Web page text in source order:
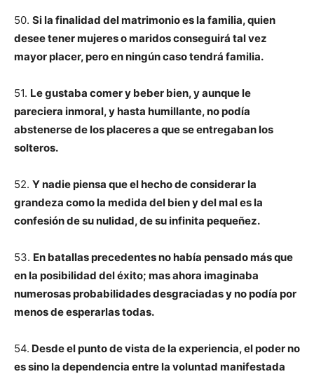
50. Si la finalidad del matrimonio es la familia, quien
desee tener mujeres o maridos conseguirá tal vez
mayor placer, pero en ningún caso tendrá familia.
51. Le gustaba comer y beber bien, y aunque le
pareciera inmoral, y hasta humillante, no podía
abstenerse de los placeres a que se entregaban los
solteros.
52. Y nadie piensa que el hecho de considerar la
grandeza como la medida del bien y del mal es la
confesión de su nulidad, de su infinita pequeñez.
53. En batallas precedentes no había pensado más que
en la posibilidad del éxito; mas ahora imaginaba
numerosas probabilidades desgraciadas y no podía por
menos de esperarlas todas.
54. Desde el punto de vista de la experiencia, el poder no
es sino la dependencia entre la voluntad manifestada